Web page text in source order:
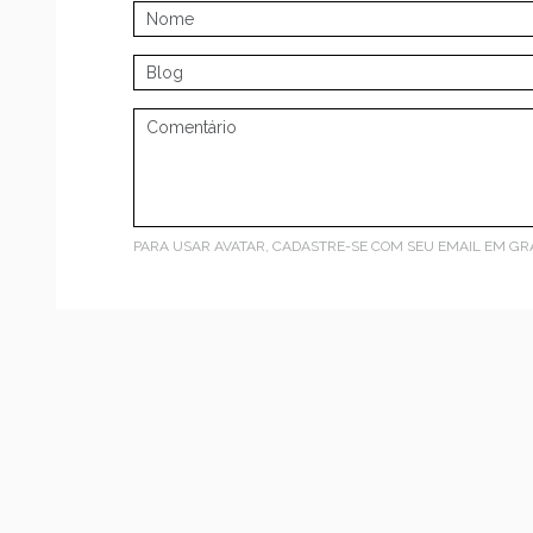
PARA USAR AVATAR, CADASTRE-SE COM SEU EMAIL EM